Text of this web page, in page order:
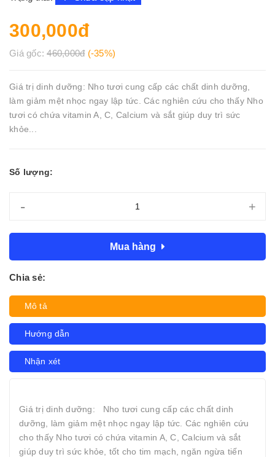
300,000đ
Giá gốc:460,000đ (-35%)
Giá trị dinh dưỡng: Nho tươi cung cấp các chất dinh dưỡng,
làm giảm mệt nhọc ngay lập tức. Các nghiên cứu cho thấy Nho
tươi có chứa vitamin A, C, Calcium và sắt giúp duy trì sức
khỏe...
Số lượng:
- +
Mua hàng
Chia sẻ:
Mô tả
Hướng dẫn
Nhận xét
Giá trị dinh dưỡng: Nho tươi cung cấp các chất dinh
dưỡng, làm giảm mệt nhọc ngay lập tức. Các nghiên cứu
cho thấy Nho tươi có chứa vitamin A, C, Calcium và sắt
giúp duy trì sức khỏe, tốt cho tim mạch, ngăn ngừa tiến